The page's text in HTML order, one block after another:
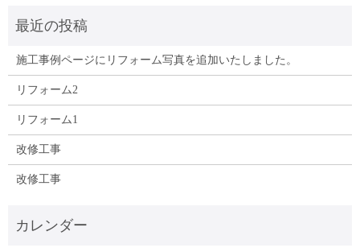
施工事例ページにリフォーム写真を追加いたしました。
リフォーム2
リフォーム1
改修工事
改修工事